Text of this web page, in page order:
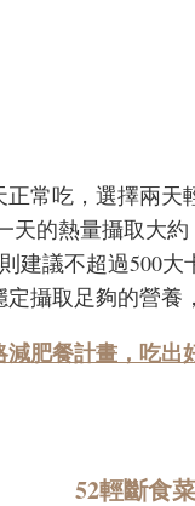
常吃，選擇兩
的熱量攝取大
建議不超過500
攝取足夠的營養
肥餐計畫，吃出
52輕斷食